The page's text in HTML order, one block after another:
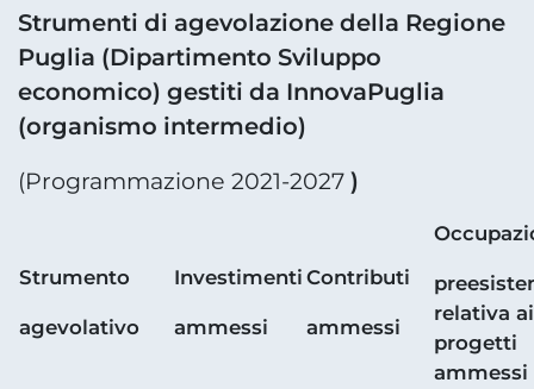
Strumenti di agevolazione della Regione
Puglia (Dipartimento Sviluppo
economico) gestiti da InnovaPuglia
(organismo intermedio)
(Programmazione 2021-2027 )
Strumento
agevolativo
Investimenti
ammessi
Contributi
ammessi
relativa ai
progetti
ammessi